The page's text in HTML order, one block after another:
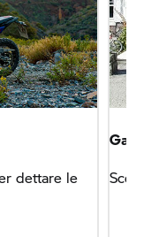
dettare le
Scegli